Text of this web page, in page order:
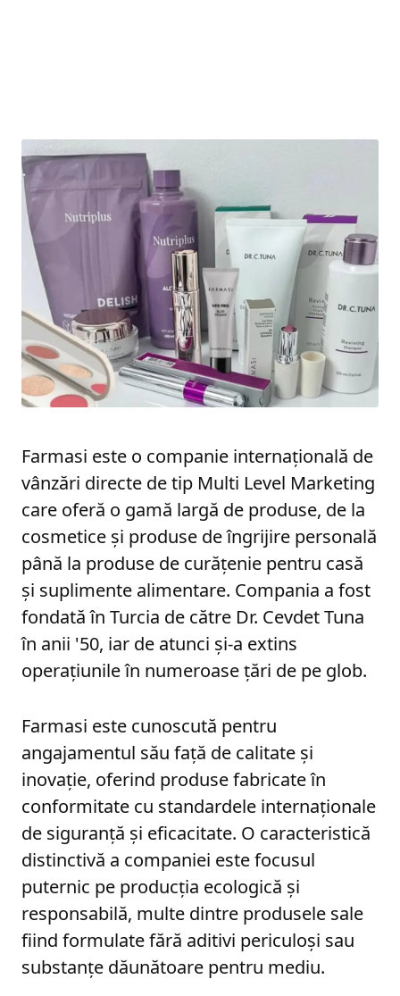
Farmasi este o companie internațională de
vânzări directe de tip Multi Level Marketing
care oferă o gamă largă de produse, de la
cosmetice și produse de îngrijire personală
până la produse de curățenie pentru casă
și suplimente alimentare. Compania a fost
fondată în Turcia de către Dr. Cevdet Tuna
în anii '50, iar de atunci și-a extins
operațiunile în numeroase țări de pe glob.
Farmasi este cunoscută pentru
angajamentul său față de calitate și
inovație, oferind produse fabricate în
conformitate cu standardele internaționale
de siguranță și eficacitate. O caracteristică
distinctivă a companiei este focusul
puternic pe producția ecologică și
responsabilă, multe dintre produsele sale
fiind formulate fără aditivi periculoși sau
substanțe dăunătoare pentru mediu.